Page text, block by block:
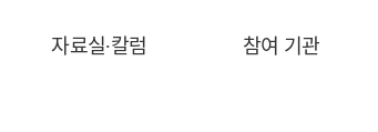
자료실∙칼럼 참여 기관